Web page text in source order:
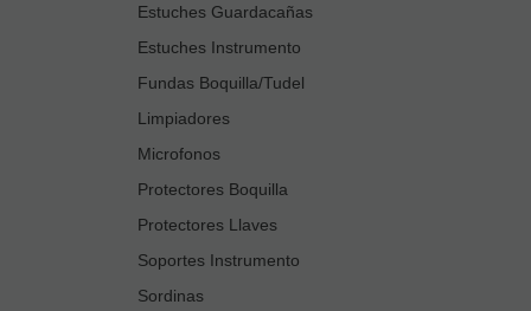
Estuches Guardacañas
Estuches Instrumento
Fundas Boquilla/Tudel
Limpiadores
Microfonos
Protectores Boquilla
Protectores Llaves
Soportes Instrumento
Sordinas